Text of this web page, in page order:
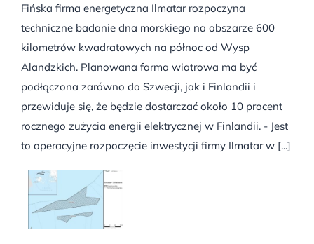
Fińska firma energetyczna Ilmatar rozpoczyna
techniczne badanie dna morskiego na obszarze 600
kilometrów kwadratowych na północ od Wysp
Alandzkich. Planowana farma wiatrowa ma być
podłączona zarówno do Szwecji, jak i Finlandii i
przewiduje się, że będzie dostarczać około 10 procent
rocznego zużycia energii elektrycznej w Finlandii. - Jest
to operacyjne rozpoczęcie inwestycji firmy Ilmatar w [...]